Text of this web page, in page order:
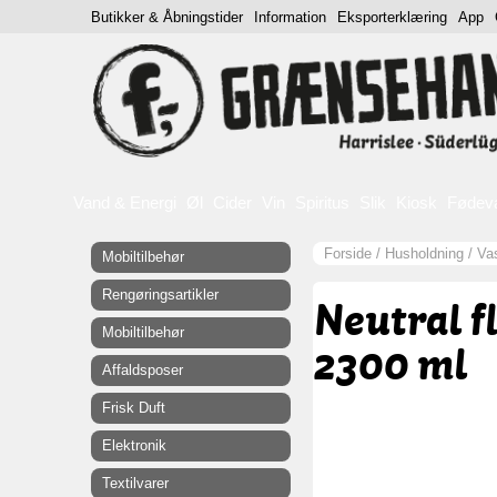
Forside / Husholdning /
Neutral
2300 ml
Mobiltilbehør
Rengøringsartikler
Mobiltilbehør
Affaldsposer
Frisk Duft
Elektronik
Textilvarer
Butikker & Åbningstider Information Eksporterklæring App